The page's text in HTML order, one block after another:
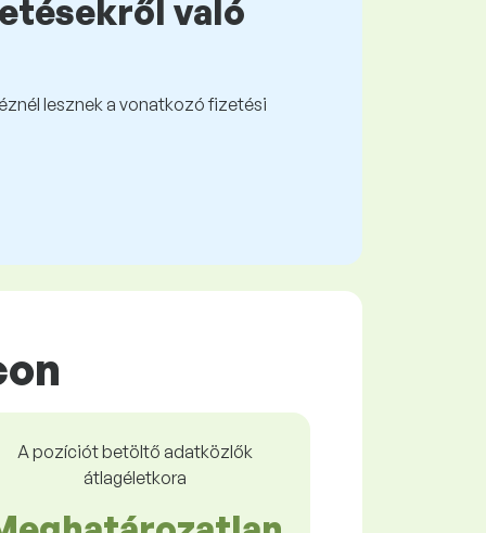
való
lesznek a vonatkozó fizetési
A pozíciót betöltő adatközlők
átlagéletkora